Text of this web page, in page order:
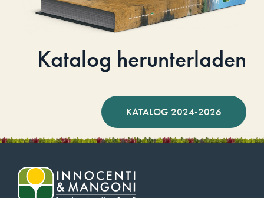
Katalog herunterladen
KATALOG 2024-2026